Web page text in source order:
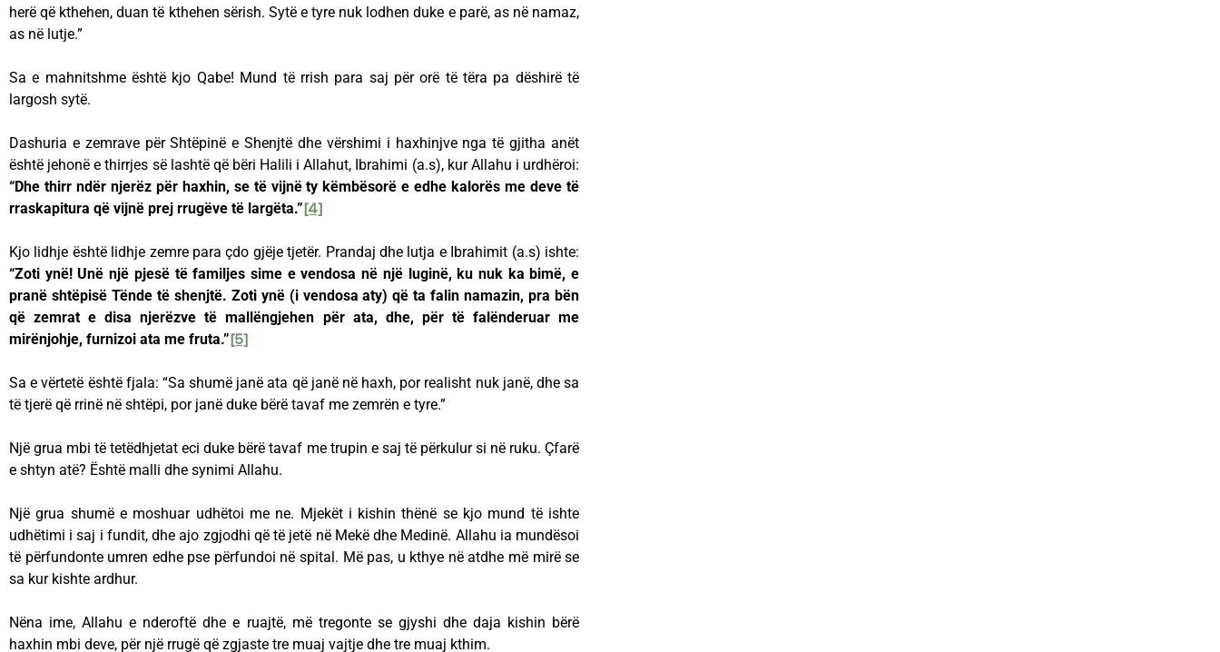
herë që kthehen, duan të kthehen sërish. Sytë e tyre nuk lodhen duke e parë, as në namaz,
as në lutje.”
Sa e mahnitshme është kjo Qabe! Mund të rrish para saj për orë të tëra pa dëshirë të
largosh sytë.
Dashuria e zemrave për Shtëpinë e Shenjtë dhe vërshimi i haxhinjve nga të gjitha anët
është jehonë e thirrjes së lashtë që bëri Halili i Allahut, Ibrahimi (a.s), kur Allahu i urdhëroi:
“Dhe thirr ndër njerëz për haxhin, se të vijnë ty këmbësorë e edhe kalorës me deve të
rraskapitura që vijnë prej rrugëve të largëta.”[4]
Kjo lidhje është lidhje zemre para çdo gjëje tjetër. Prandaj dhe lutja e Ibrahimit (a.s) ishte:
“Zoti ynë! Unë një pjesë të familjes sime e vendosa në një luginë, ku nuk ka bimë, e
pranë shtëpisë Tënde të shenjtë. Zoti ynë (i vendosa aty) që ta falin namazin, pra bën
që zemrat e disa njerëzve të mallëngjehen për ata, dhe, për të falënderuar me
mirënjohje, furnizoi ata me fruta.”[5]
Sa e vërtetë është fjala: “Sa shumë janë ata që janë në haxh, por realisht nuk janë, dhe sa
të tjerë që rrinë në shtëpi, por janë duke bërë tavaf me zemrën e tyre.”
Një grua mbi të tetëdhjetat eci duke bërë tavaf me trupin e saj të përkulur si në ruku. Çfarë
e shtyn atë? Është malli dhe synimi Allahu.
Një grua shumë e moshuar udhëtoi me ne. Mjekët i kishin thënë se kjo mund të ishte
udhëtimi i saj i fundit, dhe ajo zgjodhi që të jetë në Mekë dhe Medinë. Allahu ia mundësoi
të përfundonte umren edhe pse përfundoi në spital. Më pas, u kthye në atdhe më mirë se
sa kur kishte ardhur.
Nëna ime, Allahu e nderoftë dhe e ruajtë, më tregonte se gjyshi dhe daja kishin bërë
haxhin mbi deve, për një rrugë që zgjaste tre muaj vajtje dhe tre muaj kthim.